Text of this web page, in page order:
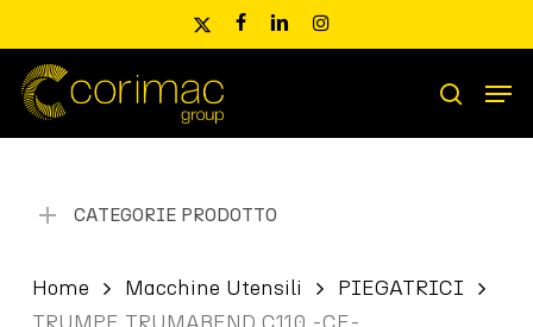
main
content
x-
facebooklinkedininstagram
Ricerca
prodotti
search
CATEGORIE PRODOTTO
Home Macchine Utensili
PIEGATRICI